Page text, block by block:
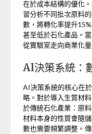
在於成本結構的優化
習分析不同批次原料
數，將轉化率提升
甚至低於石化產品。
從實驗室走向商業化
AI決策系統：
AI決策系統的核心在
略。對於導入生質材
於傳統石化產業：原
材料本身的性質會隨
數也需要頻繁調整。